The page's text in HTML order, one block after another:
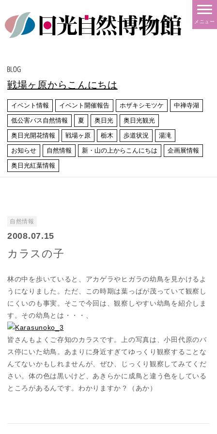
メニュー
戦場ヶ原からこんにちは
イベント情報 イベント開催報告 ホザキシモツケ 中禅寺湖
低公害バス自然情報 夏 奥日光 奥日光観光
奥日光開花情報 戦場ヶ原 栃木 歩道状況 湯滝
お知らせ 自然情報 新・山の上からこんにちは 企画展情報
奥日光紅葉情報
自然情報
2008.07.15
カラスの子
林の中を歩いていると、アカゲラやヒガラの幼鳥を見かけるよ
うになりました。ただ、この時期は葉っぱが茂っていて観察し
にくいのも事実。そこで今回は、観察しやすい幼鳥を紹介しま
す。その幼鳥とは・・・、
皆さんもよくご存知のカラスです。上の写真は、小田代原のバ
ス停にいた幼鳥。あまりに身近すぎてゆっくり観察することな
んてないかもしれませんが、ぜひ、じっくり観察してみてくだ
さい。体の色は黒いけど、あきらかに成鳥と違う色をしている
ところがあるんです。わかりますか？（あか）